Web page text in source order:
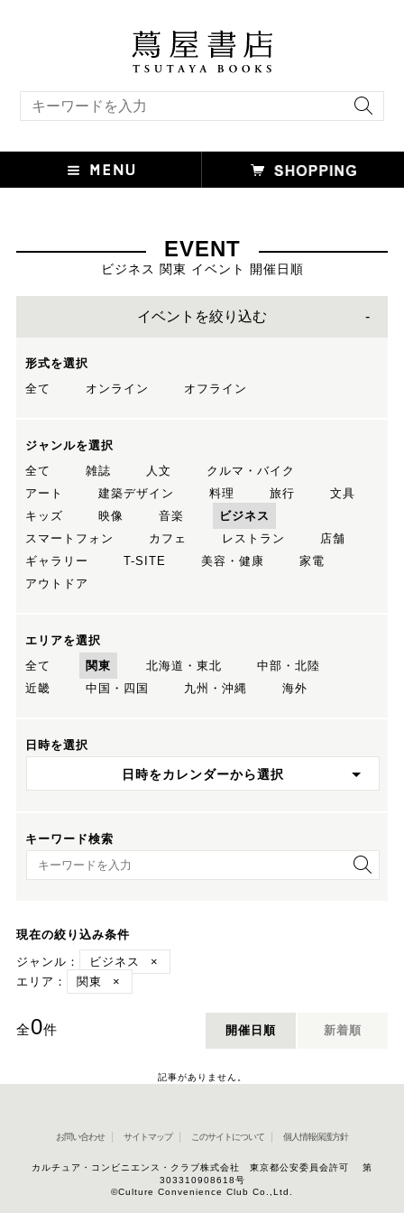
EVENT
ビジネス 関東 イベント 開催日順
イベントを絞り込む
形式を選択
全て
オンライン オフライン
ジャンルを選択
全て
雑誌 人文
クルマ・バイク
アート
建築デザイン 料理 旅行
文具
キッズ
映像 音楽
ビジネス
スマートフォン
カフェ レストラン
店舗
ギャラリー
T-SITE 美容・健康
家電
アウトドア
エリアを選択
全て
関東 北海道・東北
中部・北陸
近畿
中国・四国 九州・沖縄 海外
日時を選択
日時をカレンダーから選択
キーワード検索
キーワード検索
現在の絞り込み条件
ジャンル：
ビジネス
×
エリア：
関東 ×
全0件 開催日順 新着順
記事がありません。
お問い合わせ サイトマップ このサイトについて 個人情報保護方針
カルチュア・コンビニエンス・クラブ株式会社 東京都公安委員会許可 第
303310908618号
©Culture Convenience Club Co.,Ltd.